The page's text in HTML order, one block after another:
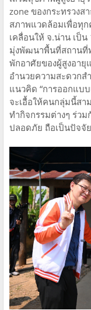
zone ของกระทรวง
สภาพแวดล้อมเพื่อทุก
เคลื่อนให้ จ.น่าน เป็
มุ่งพัฒนาพื้นที่สถานที่
พักอาศัยของผู้สูงอา
อำนวยความสะดวก
แนวคิด “การออกแบ
จะเอื้อให้คนกลุ่มนี้สา
ทำกิจกรรมต่างๆ ร่ว
ปลอดภัย ถือเป็นปัจจั